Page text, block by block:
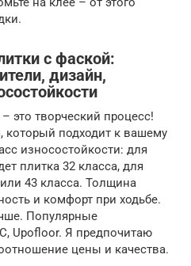
с фаской:
дизайн,
это творческий процесс!
который подходит к вашему
износостойкости: для
плитка 32 класса, для
43 класса. Толщина
и комфорт при ходьбе.
Популярные
Upofloor. Я предпочитаю
цены и качества.